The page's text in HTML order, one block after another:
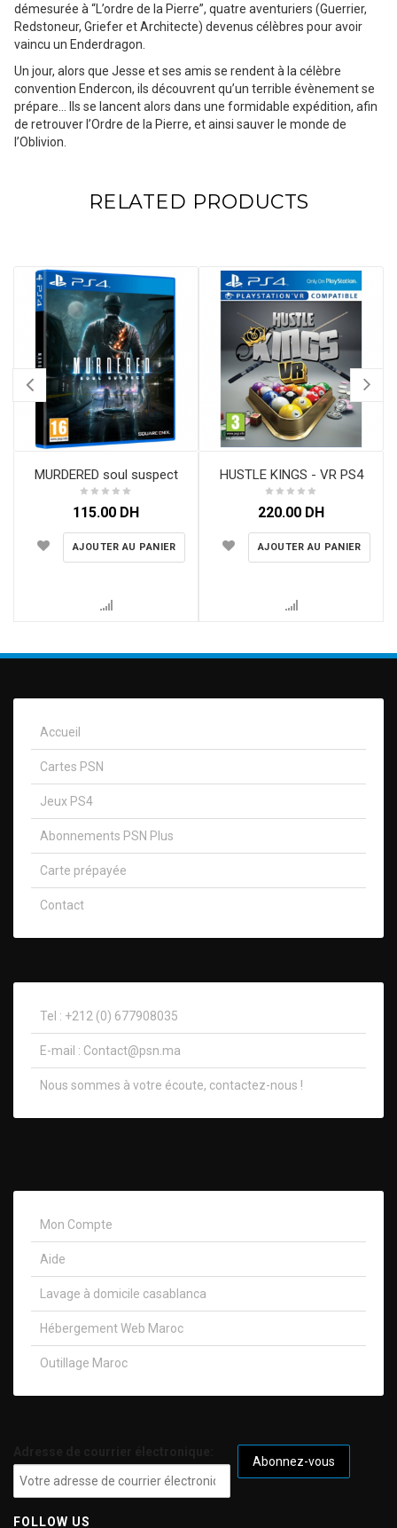
démesurée à “L’ordre de la Pierre”, quatre aventuriers (Guerrier,
Redstoneur, Griefer et Architecte) devenus célèbres pour avoir
vaincu un Enderdragon.
Un jour, alors que Jesse et ses amis se rendent à la célèbre
convention Endercon, ils découvrent qu’un terrible évènement se
prépare… Ils se lancent alors dans une formidable expédition, afin
de retrouver l’Ordre de la Pierre, et ainsi sauver le monde de
l’Oblivion.
RELATED PRODUCTS
MURDERED soul suspect
115.00 DH
AJOUTER AU PANIER
HUSTLE KINGS - VR PS4
220.00 DH
AJOUTER AU PANIER
Accueil
Cartes PSN
Jeux PS4
Abonnements PSN Plus
Carte prépayée
Contact
Tel : +212 (0) 677908035
E-mail : Contact@psn.ma
Nous sommes à votre écoute, contactez-nous !​
Mon Compte
Aide
Lavage à domicile casablanca
Hébergement Web Maroc
Outillage Maroc
FOLLOW US